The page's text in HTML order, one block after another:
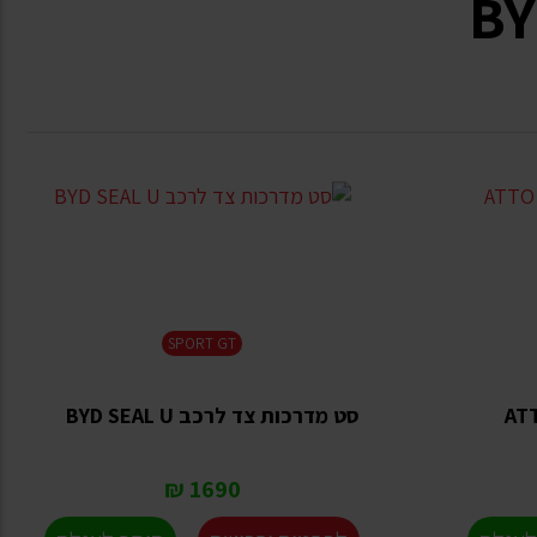
SPORT GT
סט מדרכות צד לרכב BYD SEAL U
1690 ₪